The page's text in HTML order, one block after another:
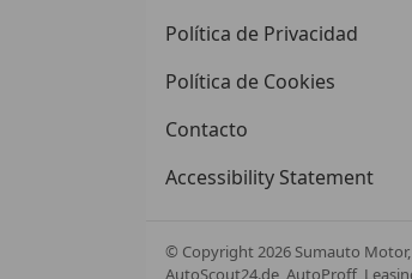
Política de Privacidad
Política de Cookies
Contacto
Accessibility Statement
© Copyright2026 Sumauto Motor,
AutoScout24.de, AutoProff,